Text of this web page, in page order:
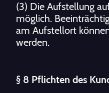
(3) Die Aufstellung
möglich.
am Aufstellort
werden.
§ 8 Pflichten des